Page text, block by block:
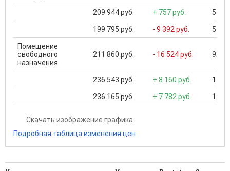
209 944 руб. + 757 руб. 5
199 795 руб. - 9 392 руб. 5
Помещение
свободного
назначения
211 860 руб. - 16 524 руб. 926
236 543 руб. + 8 160 руб. 1
236 165 руб. + 7 782 руб. 1
Скачать изображение графика
Подробная таблица изменения цен